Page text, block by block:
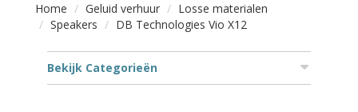
Home Geluid verhuur
Losse materialen
Speakers
DB Technologies Vio X12
Bekijk Categorieën